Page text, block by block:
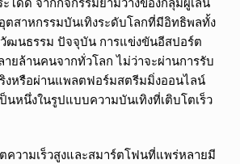
ตสาหกรรมบันเทิงระดับโลกที่มีอิทธิพลทั้ง
ฒนธรรม ปัจจุบัน การแข่งขันอีสปอร์ต
ยล้านคนจากทั่วโลก ไม่ว่าจะผ่านการรับ
งหรือผ่านแพลตฟอร์มสตรีมมิ่งออนไลน์
นหนึ่งในรูปแบบความบันเทิงที่เติบโตเร็ว
ตความเร็วสูงและสมาร์ตโฟนที่แพร่หลายมี